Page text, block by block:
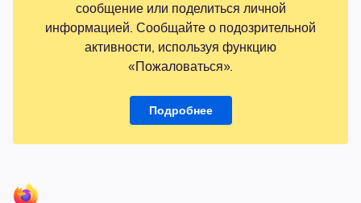
сообщение или поделиться личной
информацией. Сообщайте о подозрительной
активности, используя функцию
«Пожаловаться».
Подробнее